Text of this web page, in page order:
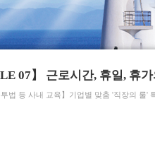
07】 근로시간, 휴일, 휴
투법 등 사내 교육】기업별 맞춤 '직장의 룰'